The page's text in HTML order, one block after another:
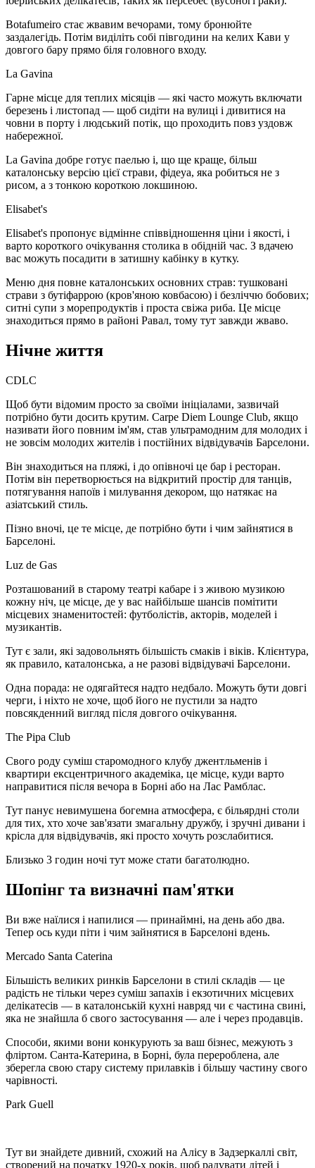
Botafumeiro стає жвавим вечорами, тому бронюйте
заздалегідь. Потім виділіть собі півгодини на келих Кави у
довгого бару прямо біля головного входу.
La Gavina
Гарне місце для теплих місяців — які часто можуть включати
березень і листопад — щоб сидіти на вулиці і дивитися на
човни в порту і людський потік, що проходить повз уздовж
набережної.
La Gavina добре готує паелью і, що ще краще, більш
каталонську версію цієї страви, фідеуа, яка робиться не з
рисом, а з тонкою короткою локшиною.
Elisabet's
Elisabet's пропонує відмінне співвідношення ціни і якості, і
варто короткого очікування столика в обідній час. З вдачею
вас можуть посадити в затишну кабінку в кутку.
Меню дня повне каталонських основних страв: тушковані
страви з бутіфаррою (кров'яною ковбасою) і безліччю бобових;
ситні супи з морепродуктів і проста свіжа риба. Це місце
знаходиться прямо в районі Равал, тому тут завжди жваво.
Нічне життя
CDLC
Щоб бути відомим просто за своїми ініціалами, зазвичай
потрібно бути досить крутим. Carpe Diem Lounge Club, якщо
називати його повним ім'ям, став ультрамодним для молодих і
не зовсім молодих жителів і постійних відвідувачів Барселони.
Він знаходиться на пляжі, і до опівночі це бар і ресторан.
Потім він перетворюється на відкритий простір для танців,
потягування напоїв і милування декором, що натякає на
азіатський стиль.
Пізно вночі, це те місце, де потрібно бути і чим зайнятися в
Барселоні.
Luz de Gas
Розташований в старому театрі кабаре і з живою музикою
кожну ніч, це місце, де у вас найбільше шансів помітити
місцевих знаменитостей: футболістів, акторів, моделей і
музикантів.
Тут є зали, які задовольнять більшість смаків і віків. Клієнтура,
як правило, каталонська, а не разові відвідувачі Барселони.
Одна порада: не одягайтеся надто недбало. Можуть бути довгі
черги, і ніхто не хоче, щоб його не пустили за надто
повсякденний вигляд після довгого очікування.
The Pipa Club
Свого роду суміш старомодного клубу джентльменів і
квартири ексцентричного академіка, це місце, куди варто
направитися після вечора в Борні або на Лас Рамблас.
Тут панує невимушена богемна атмосфера, є більярдні столи
для тих, хто хоче зав'язати змагальну дружбу, і зручні дивани і
крісла для відвідувачів, які просто хочуть розслабитися.
Близько 3 годин ночі тут може стати багатолюдно.
Шопінг та визначні пам'ятки
Ви вже наїлися і напилися — принаймні, на день або два.
Тепер ось куди піти і чим зайнятися в Барселоні вдень.
Mercado Santa Caterina
Більшість великих ринків Барселони в стилі складів — це
радість не тільки через суміш запахів і екзотичних місцевих
делікатесів — в каталонській кухні навряд чи є частина свині,
яка не знайшла б свого застосування — але і через продавців.
Способи, якими вони конкурують за ваш бізнес, межують з
фліртом. Санта-Катерина, в Борні, була перероблена, але
зберегла свою стару систему прилавків і більшу частину свого
чарівності.
Park Guell
Тут ви знайдете дивний, схожий на Алісу в Задзеркаллі світ,
створений на початку 1920-х років, щоб радувати дітей і